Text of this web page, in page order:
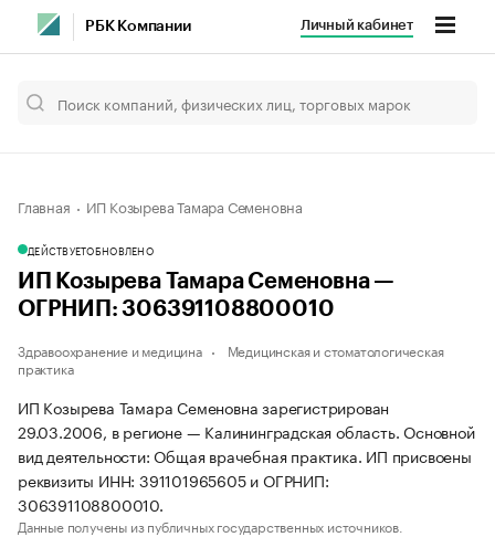
РБК Компании Личный кабинет
Главная ИП Козырева Тамара Семеновна
ДЕЙСТВУЕТОБНОВЛЕНО
ИП Козырева Тамара Семеновна —
ОГРНИП: 306391108800010
Здравоохранение и медицина
Медицинская и стоматологическая
практика
ИП Козырева Тамара Семеновна зарегистрирован
29.03.2006, в регионе — Калининградская область. Основной
вид деятельности: Общая врачебная практика. ИП присвоены
реквизиты ИНН: 391101965605 и ОГРНИП:
306391108800010.
Данные получены из публичных государственных источников.